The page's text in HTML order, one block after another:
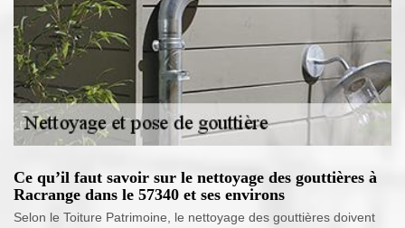
Ce qu’il faut savoir sur le nettoyage des gouttières à
Racrange dans le 57340 et ses environs
Selon le Toiture Patrimoine, le nettoyage des gouttières doivent